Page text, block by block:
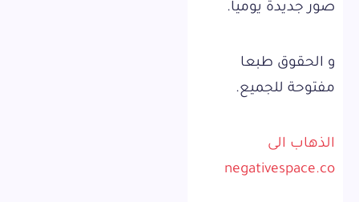
صور جديدة يومياً.
و الحقوق طبعا
مفتوحة للجميع.
الذهاب الى
negativespace.co